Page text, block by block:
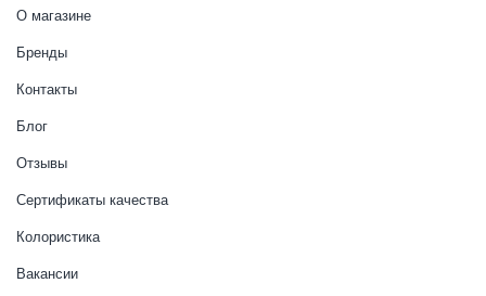
О магазине
Бренды
Контакты
Блог
Отзывы
Сертификаты качества
Колористика
Вакансии